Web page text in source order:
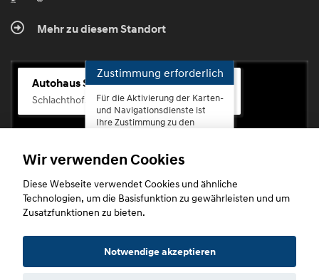
Mehr zu diesem Standort
Autohaus Scherhag
Schlachthofstr. 68, 56073 Koblenz-Rauental
Zustimmung erforderlich
Für die Aktivierung der Karten-
und Navigationsdienste ist
Ihre Zustimmung zu den
erforderlich.
Zustimmen
Copyright © 2026. Autohaus Scherhag
Wir verwenden Cookies
Diese Webseite verwendet Cookies und ähnliche
Technologien, um die Basisfunktion zu gewährleisten und um
Zusatzfunktionen zu bieten.
Notwendige akzeptieren